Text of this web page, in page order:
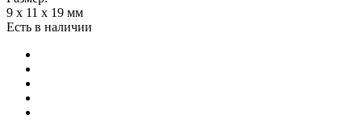
9 х 11 х 19 мм
Есть в наличии